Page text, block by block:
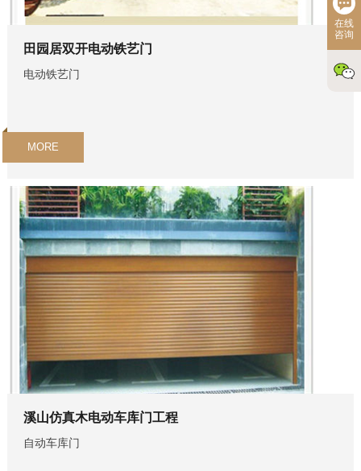
田园居双开电动铁艺门
电动铁艺门
MORE
溪山仿真木电动车库门工程
自动车库门
在线
咨询